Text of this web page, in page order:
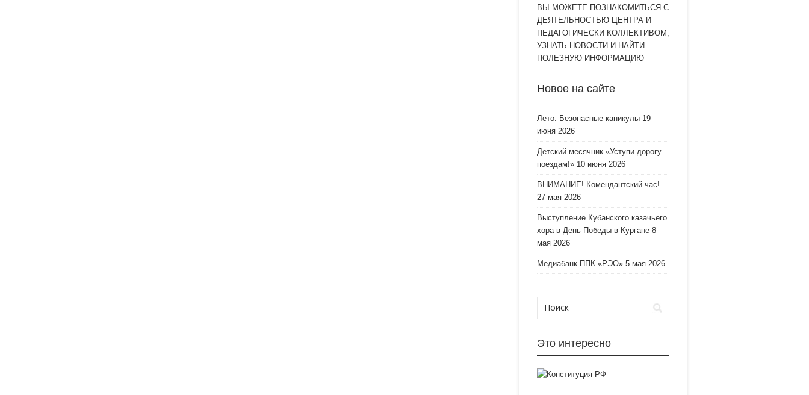
ВЫ МОЖЕТЕ ПОЗНАКОМИТЬСЯ С
ДЕЯТЕЛЬНОСТЬЮ ЦЕНТРА И
ПЕДАГОГИЧЕСКИ КОЛЛЕКТИВОМ,
УЗНАТЬ НОВОСТИ И НАЙТИ
ПОЛЕЗНУЮ ИНФОРМАЦИЮ
Новое на сайте
Лето. Безопасные каникулы 19
июня 2026
Детский месячник «Уступи дорогу
поездам!» 10 июня 2026
ВНИМАНИЕ! Комендантский час!
27 мая 2026
Выступление Кубанского казачьего
хора в День Победы в Кургане 8
мая 2026
Медиабанк ППК «РЭО» 5 мая 2026
Это интересно